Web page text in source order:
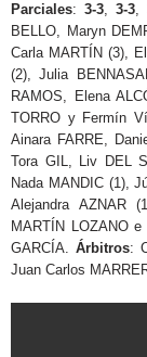
Parciales:3-3,3-3,
BELLO, Maryn
Carla MARTÍN (3),
(2), Julia
RAMOS, Elena
TORRO y Fermín
Ainara FARRE,
Tora GIL, Liv DEL
Nada MANDIC (1),
Alejandra AZNAR
MARTÍN LOZANO
GARCÍA. Árbitros:
Juan Carlos